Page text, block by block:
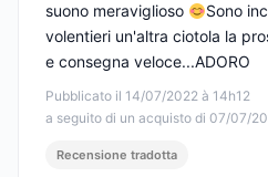
Pubblicato il 14/07/2022 à 14h12
a seguito di un acquisto di 07/07/
suono meraviglioso
Sono
volentieri un'altra ciotola la
e consegna veloce...ADORO
Recensione tradotta